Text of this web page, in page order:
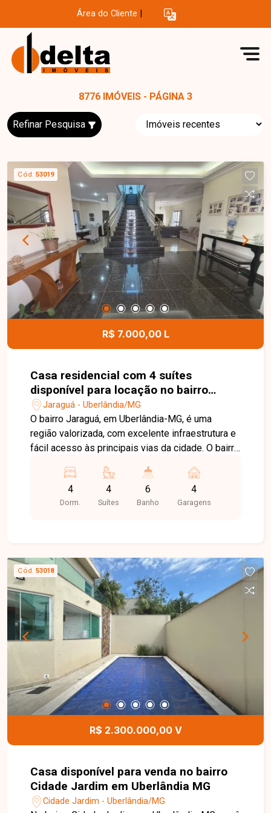
Área do Cliente
8776 IMÓVEIS - PÁGINA 3
Refinar Pesquisa
Cód. 53019
R$ 7.000,00 L
Casa residencial com 4 suítes
disponível para locação no bairro
Jaraguá em Uberlândia-MG
Jaraguá - Uberlândia/MG
O bairro Jaraguá, em Uberlândia-MG, é uma
região valorizada, com excelente infraestrutura e
fácil acesso às principais vias da cidade. O bairro
escolas, supermercados, comércios e diversos
serviços, proporcionando praticidade e qualidade
de vida. Sobrado disponível para locação, com
entrada, sala de TV, sala de estar, sala de jantar,
escritório, lavabo, cozinha com armários
planejados, despensa, área de serviço com
banheiro de apoio e uma completa área de lazer
com piscina aquecida. Possui ainda
estacionamento para até 04 veículos. No
segundo pavimento, dispõe de sala de apoio e
04 suítes, todas com armários planejados, sendo
01 suíte máster com hidromassagem,
oferecendo conforto, privacidade e sofisticação
para toda a família. Entre em contato para mais
informações e agende uma visita para conhecer
este excelente imóvel.
4
Dorm.
4
Suítes
6
Banho
4
Garagens
Cód. 53018
R$ 2.300.000,00 V
Casa disponível para venda no bairro
Cidade Jardim em Uberlândia MG
Cidade Jardim - Uberlândia/MG